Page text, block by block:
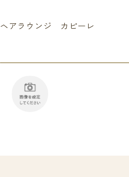
ヘアラウンジ カピーレ